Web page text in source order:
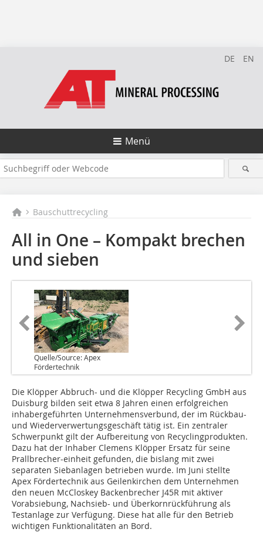
DE EN
Menü
Bauschuttrecycling
All in One – Kompakt brechen
und sieben
Quelle/Source: Apex
Fördertechnik
Die Klöpper Abbruch- und die Klöpper Recycling GmbH aus
Duisburg bilden seit etwa 8 Jahren einen erfolgreichen
inhabergeführten Unternehmensverbund, der im Rückbau-
und Wiederverwertungsgeschäft tätig ist. Ein zentraler
Schwerpunkt gilt der Aufbereitung von Recyclingprodukten.
Dazu hat der Inhaber Clemens Klöpper Ersatz für seine
Prallbrecher-einheit gefunden, die bislang mit zwei
separaten Siebanlagen betrieben wurde. Im Juni stellte
Apex Fördertechnik aus Geilenkirchen dem Unternehmen
den neuen McCloskey Backenbrecher J45R mit aktiver
Vorabsiebung, Nachsieb- und Überkornrückführung als
Testanlage zur Verfügung. Diese hat alle für den Betrieb
wichtigen Funktionalitäten an Bord.